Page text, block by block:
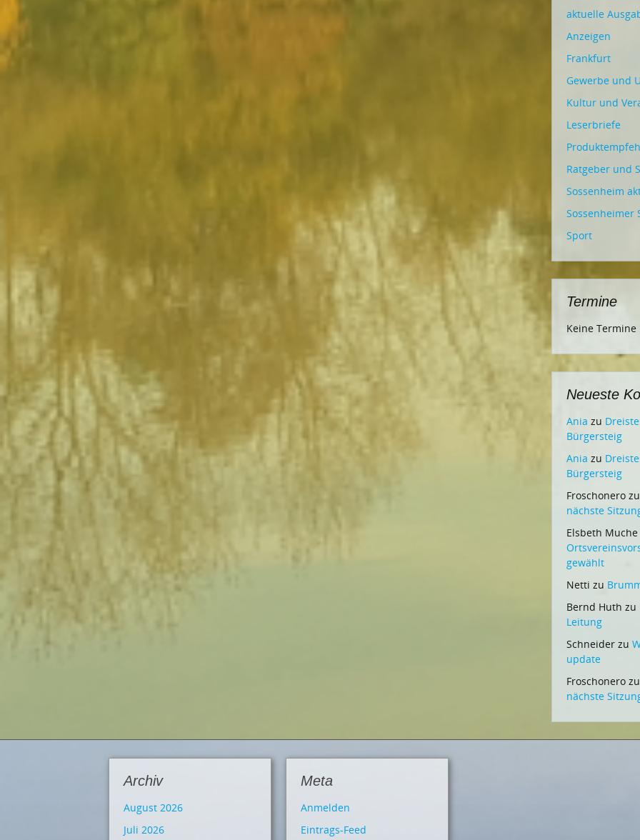
aktuelle
Anzeigen
Frankfurt
Gewerbe und
Kultur und
Leserbriefe
Ratgeber und
Sossenheim
Sossenheimer
Sport
Termine
Keine Termine
Neueste
Ania zu
Bürgersteig
Ania zu
Bürgersteig
Froschonero
nächste
Elsbeth Muche
gewählt
Netti zu
Bernd Huth zu
Leitung
Schneider zu
update
Froschonero
nächste
Archiv
August 2026
Juli 2026
Meta
Anmelden
Eintrags-Feed